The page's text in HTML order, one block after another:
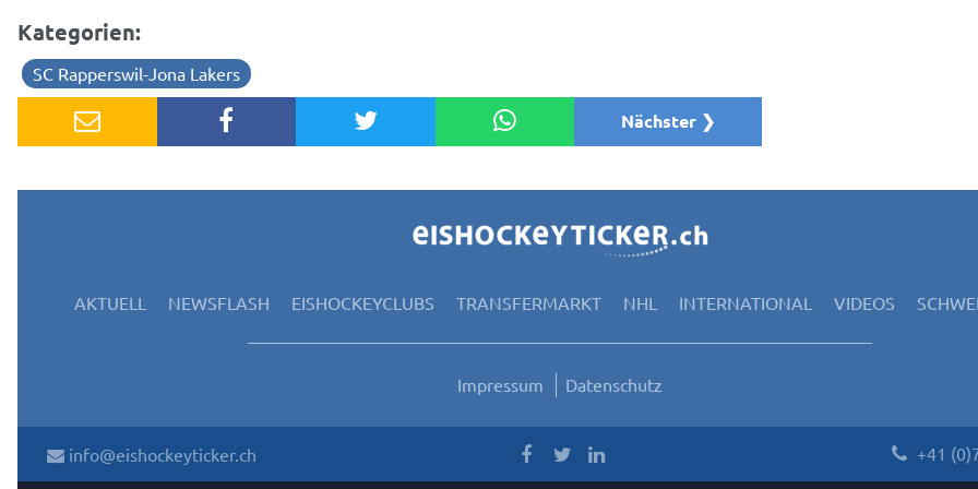
Kategorien:
SC Rapperswil-Jona Lakers
Nächster ❯
AKTUELL NEWSFLASH EISHOCKEYCLUBS TRANSFERMARKT NHL INTERNATIONAL VIDEOS
Impressum Datenschutz
info@eishockeyticker.ch +41